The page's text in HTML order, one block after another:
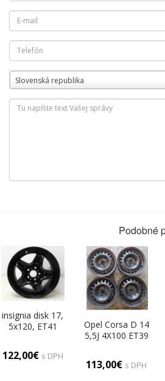
Slovenská republika
Podobné
insignia disk 17,
5x120, ET41
122,00€ s DPH
Opel Corsa D 14
5,5J 4X100 ET39
113,00€ s DPH